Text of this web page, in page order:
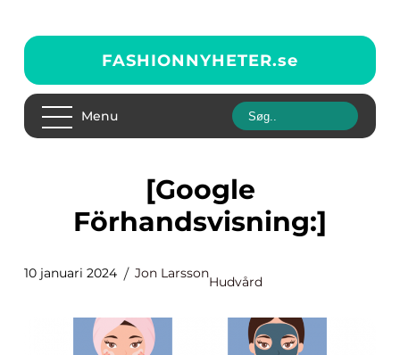
FASHIONNYHETER.se
Menu
[Google
Förhandsvisning:]
10 januari 2024 Jon Larsson
Hudvård